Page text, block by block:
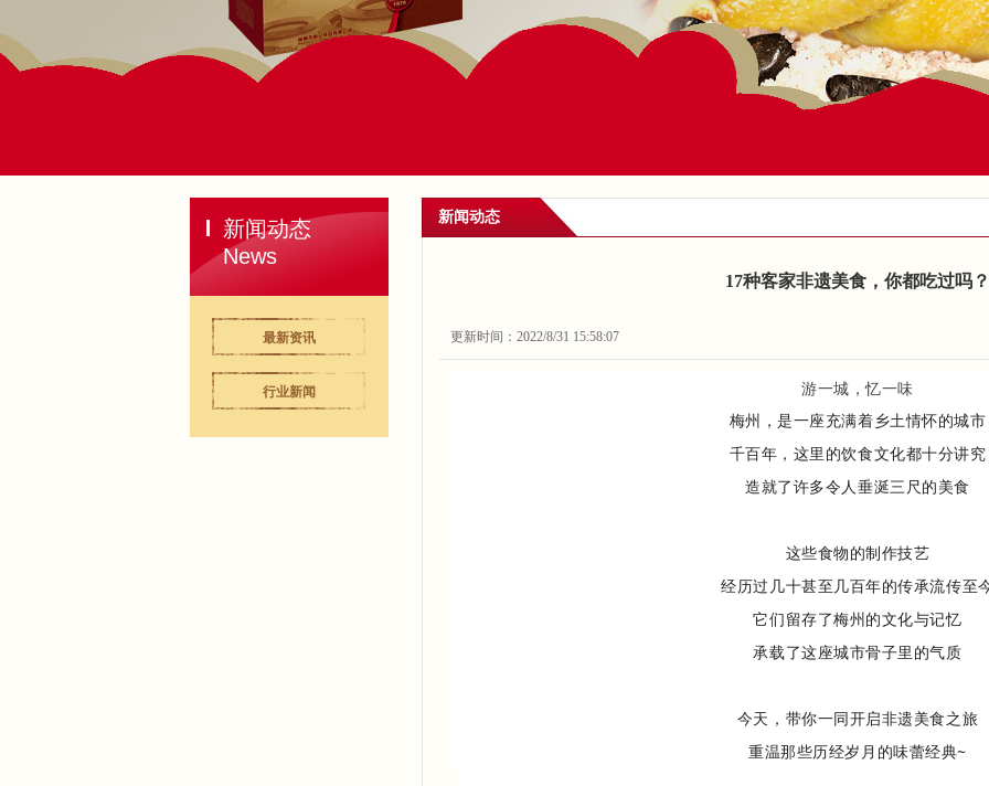
新闻动态
News
最新资讯
行业新闻
新闻动态
17种客家非遗美食，你都吃过吗？
更新时间：2022/8/31 15:58:07
游一城，忆一味
梅州，是一座充满着乡土情怀的城市
千百年，这里的饮食文化都十分讲究
造就了许多令人垂涎三尺的美食
这些食物的制作技艺
经历过几十甚至几百年的传承流传至
它们留存了梅州的文化与记忆
承载了这座城市骨子里的气质
今天，带你一同开启非遗美食之旅
重温那些历经岁月的味蕾经典~